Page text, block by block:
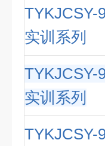
TYKJCSY-
实训系列
TYKJCSY-
实训系列
TYKJCSY-